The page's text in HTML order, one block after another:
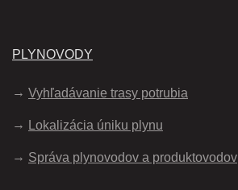
PLYNOVODY
Vyhľadávanie trasy potrubia
Lokalizácia úniku plynu
Správa plynovodov a produktovodov